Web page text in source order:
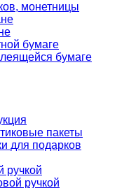
монетницы
бумаге
бумаге
пакеты
для подарков
ручкой
ручкой